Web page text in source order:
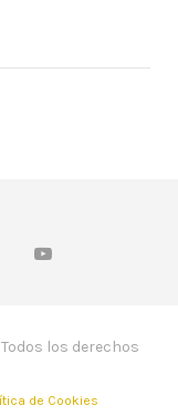
los derechos
de Cookies